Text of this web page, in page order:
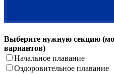
Выберите нужную секцию
вариантов)
Начальное плавание
Оздоровительное плавание